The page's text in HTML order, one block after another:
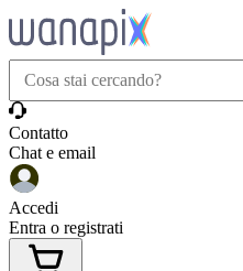
Contatto
Chat e email
Accedi
Entra o registrati